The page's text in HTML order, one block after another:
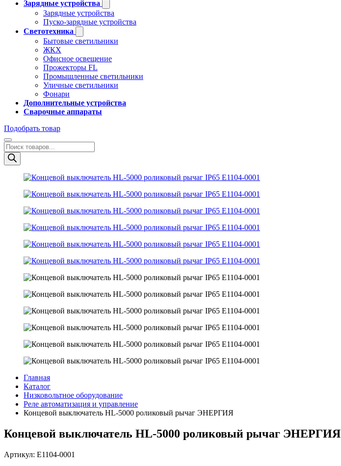
Зарядные устройства
Зарядные устройства
Пуско-зарядные устройства
Светотехника
Бытовые светильники
ЖКХ
Офисное освещение
Прожекторы FL
Промышленные светильники
Уличные светильники
Фонари
Дополнительные устройства
Сварочные аппараты
Подобрать товар
Поиск
товаров
Главная
Каталог
Низковольтное оборудование
Реле автоматизация и управление
Концевой выключатель HL-5000 роликовый рычаг ЭНЕРГИЯ
Концевой выключатель HL-5000 роликовый рычаг ЭНЕРГИЯ
Артикул: Е1104-0001